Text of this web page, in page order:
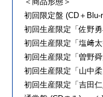
初回限定盤 (CD＋
初回生産限定「佐野
初回生産限定「塩﨑
初回生産限定「曽野
初回生産限定「山中
初回生産限定「吉田